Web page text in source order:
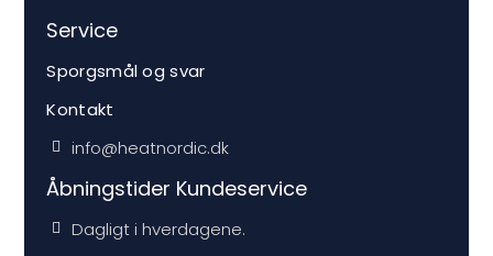
Service
Sporgsmål og svar
Kontakt
info@heatnordic.dk
Åbningstider Kundeservice
Dagligt i hverdagene.